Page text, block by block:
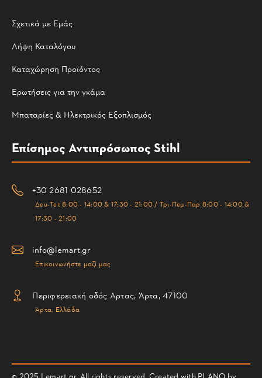
Σχετικά με Εμάς
Λήψη Καταλόγου
Καταχώρηση Προϊόντος
Ερωτήσεις για την γκάμα
Μπαταρίες & Ηλεκτρικός Εξοπλισμός
Επίσημος Αντιπρόσωπος Stihl
+30 2681 028652
Δευ-Τετ 8:00 - 14:00 & 17:30 - 21:00 / Τρι-Πεμ-Παρ 8:00 - 14:00 &
17:30 - 21:00
info@lemart.gr
Επικοινωνήστε μαζί μας
Περιφερειακή οδός Αρτας, Άρτα, 47100
Άρτα, Ελλάδα